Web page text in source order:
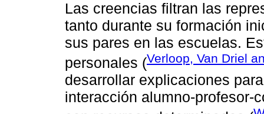
Las creencias filtran las
tanto durante su formación
sus pares en las escuelas.
personales (Verloop, Van Driel
desarrollar explicaciones
interacción alumno-profesor-